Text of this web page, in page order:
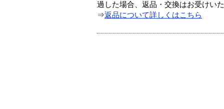
過した場合、返品・交換はお受けいた
⇒返品について詳しくはこちら